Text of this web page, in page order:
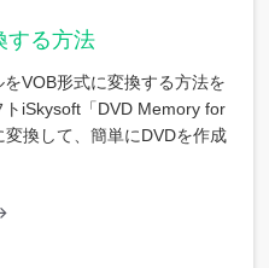
する方法
VOB形式に変換する方法を
iSkysoft「DVD Memory for
換して、簡単にDVDを作成